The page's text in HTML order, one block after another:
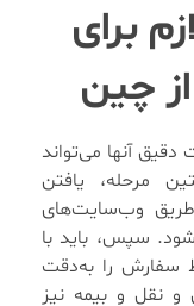
برای
چین
دقیق آنها می‌تواند
مرحله، یافتن
طریق وب‌سایت‌های
سپس، باید با
سفارش را به‌دقت
و نقل و بیمه نیز